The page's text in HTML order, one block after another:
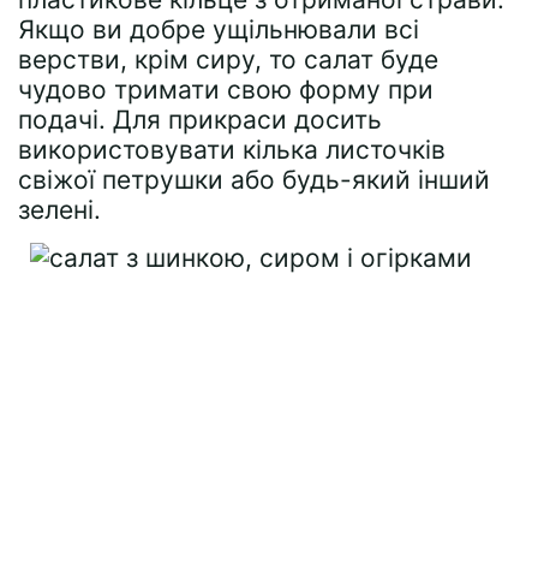
Якщо ви добре ущільнювали всі
верстви, крім сиру, то салат буде
чудово тримати свою форму при
подачі. Для прикраси досить
використовувати кілька листочків
свіжої петрушки або будь-який інший
зелені.